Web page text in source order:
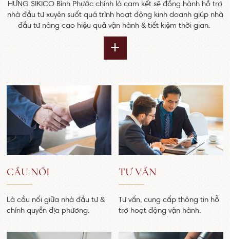
HƯNG SIKICO Bình Phước chính là cam kết sẽ đồng hành hỗ trợ
nhà đầu tư xuyên suốt quá trình hoạt động kinh doanh giúp nhà
đầu tư nâng cao hiệu quả vận hành & tiết kiệm thời gian.
+
CẦU NỐI
Là cầu nối giữa nhà đầu tư &
chính quyền địa phương.
TƯ VẤN
Tư vấn, cung cấp thông tin hỗ
trợ hoạt động vận hành.